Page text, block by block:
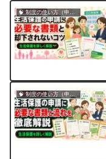
🧠 制度の使い方（申請・相談など）